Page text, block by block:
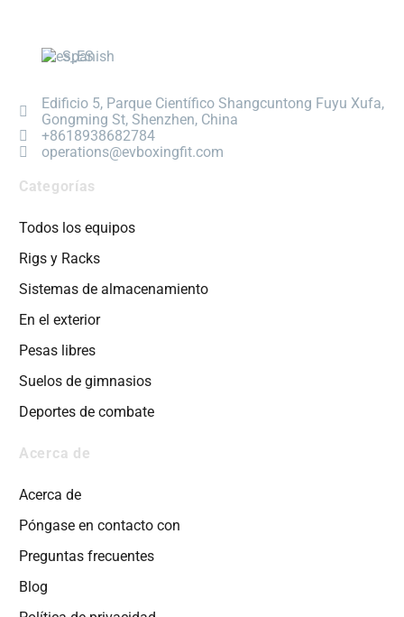
Spanish
Edificio 5, Parque Científico Shangcuntong Fuyu Xufa,
Gongming St, Shenzhen, China
+8618938682784
operations@evboxingfit.com
Categorías
Todos los equipos
Rigs y Racks
Sistemas de almacenamiento
En el exterior
Pesas libres
Suelos de gimnasios
Deportes de combate
Acerca de
Acerca de
Póngase en contacto con
Preguntas frecuentes
Blog